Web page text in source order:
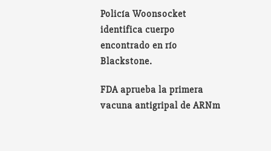
Policía Woonsocket
identifica cuerpo
encontrado en río
Blackstone.
FDA aprueba la primera
vacuna antigripal de ARNm